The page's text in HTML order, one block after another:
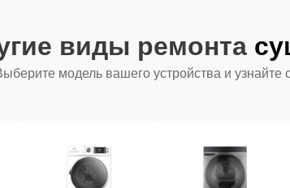
виды ремонта
модель вашего устройства и узнайте